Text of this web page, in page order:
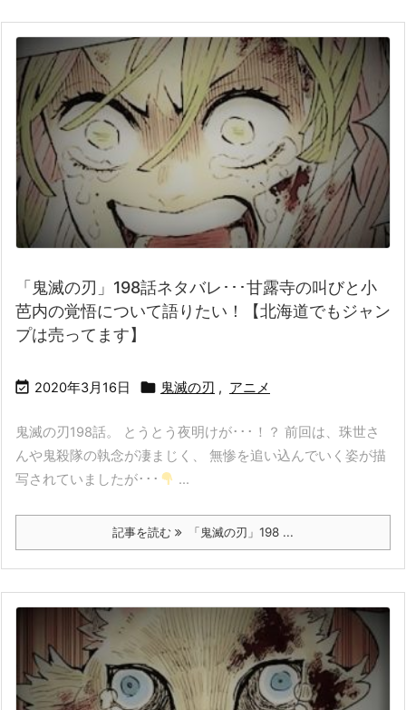
「鬼滅の刃」198話ネタバレ･･･甘露寺の叫びと小
芭内の覚悟について語りたい！【北海道でもジャン
プは売ってます】
 2020年3月16日  鬼滅の刃 , アニメ
鬼滅の刃198話。 とうとう夜明けが･･･！？ 前回は、珠世さ
んや鬼殺隊の執念が凄まじく、 無惨を追い込んでいく姿が描
写されていましたが･･･
...
記事を読む 「鬼滅の刃」198 ...